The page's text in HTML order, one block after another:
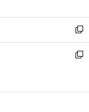
開
く
ウ
で
開
く
ン
ド
ウ
で
ウ
ィ
ン
ド
開
新
し
い
ン
新
ウ